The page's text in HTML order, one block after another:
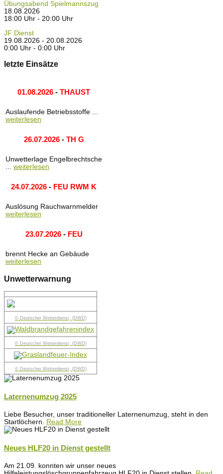
Übungsabend Spielmannszug
18.08.2026
18:00 Uhr - 20:00 Uhr
JF Dienst
19.08.2026 - 20.08.2026
0:00 Uhr - 0:00 Uhr
letzte Einsätze
01.08.2026 - THAUST
Auslaufende Betriebsstoffe ...
weiterlesen
26.07.2026- TH G
Unwetterlage Engelbrechtsche
... weiterlesen
24.07.2026 - FEU RWM K
Auslösung Rauchwarnmelder
weiterlesen
23.07.2026- FEU
brennt Hecke an Gebäude
weiterlesen
Unwetterwarnung
© Deutscher Wetterdienst, (DWD)
© Deutscher Wetterdienst, (DWD)
© Deutscher Wetterdienst, (DWD)
Laternenumzug 2025
Liebe Besucher, unser traditioneller Laternenumzug, steht in den
Startlöchern. Read More
Neues HLF20 in Dienst gestellt
Am 21.09. konnten wir unser neues